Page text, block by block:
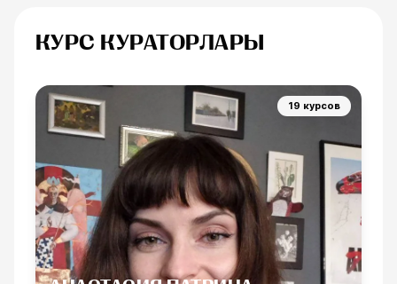
КУРС КУРАТОРЛАРЫ
19 курсов